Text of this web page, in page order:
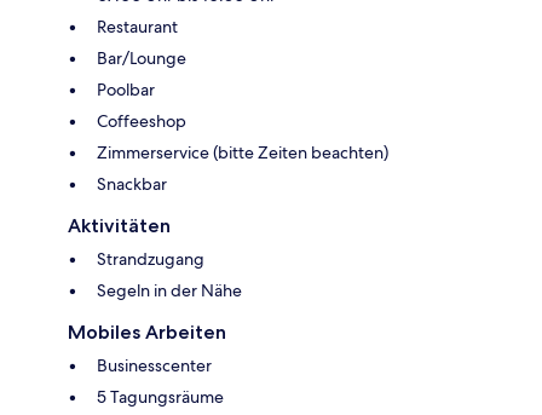
Restaurant
Bar/Lounge
Poolbar
Coffeeshop
Zimmerservice (bitte Zeiten beachten)
Snackbar
Aktivitäten
Strandzugang
Segeln in der Nähe
Mobiles Arbeiten
Businesscenter
5 Tagungsräume